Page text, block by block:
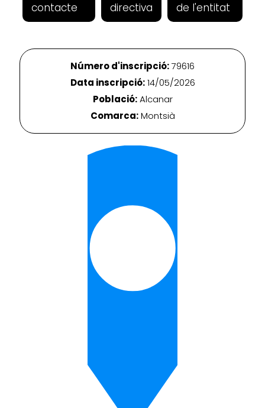
contacte
directiva
de l'entitat
Número d'inscripció:79616
Data inscripció:14/05/2026
Població:Alcanar
Comarca:Montsià